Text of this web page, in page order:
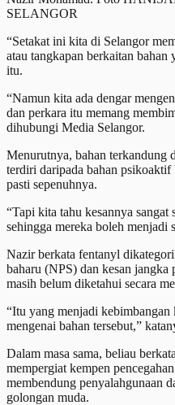
SELANGOR
“Setakat ini kita di Selangor
atau tangkapan berkaitan bahan
itu.
“Namun kita ada dengar
dan perkara itu memang
dihubungi Media Selangor.
Menurutnya, bahan terkandung
terdiri daripada bahan
pasti sepenuhnya.
“Tapi kita tahu kesannya
sehingga mereka boleh menjadi
Nazir berkata fentanyl
baharu (NPS) dan kesan jangka
masih belum diketahui secara
“Itu yang menjadi
mengenai bahan tersebut,”
Dalam masa sama, beliau
mempergiat kempen
membendung penyalahgunaan
golongan muda.